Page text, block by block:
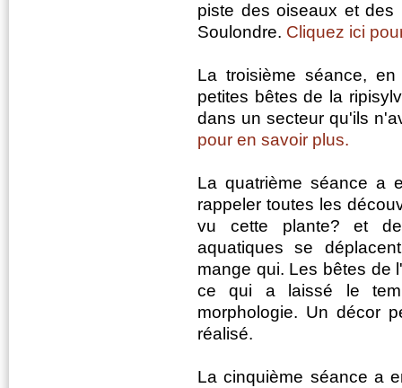
piste des oiseaux et
Soulondre. Cliquez ici
La troisième séance,
petites bêtes de la
dans un secteur qu'ils
pour en savoir plus.
La quatrième séance a
rappeler toutes les
vu cette plante? et
aquatiques se
mange qui. Les bêtes de
ce qui a laissé le
morphologie. Un décor
réalisé.
La cinquième séance a